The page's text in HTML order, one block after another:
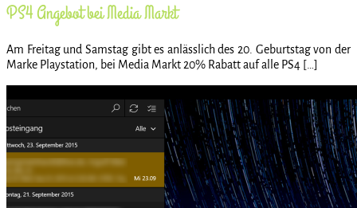
PS4 Angebot bei Media Markt
Am Freitag und Samstag gibt es anlässlich des 20. Geburtstag von der
Marke Playstation, bei Media Markt 20% Rabatt auf alle PS4 […]